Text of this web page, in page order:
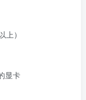
上）
显卡